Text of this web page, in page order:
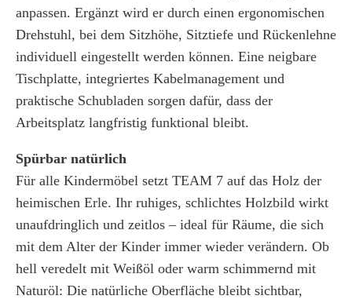
anpassen. Ergänzt wird er durch einen ergonomischen
Drehstuhl, bei dem Sitzhöhe, Sitztiefe und Rückenlehne
individuell eingestellt werden können. Eine neigbare
Tischplatte, integriertes Kabelmanagement und
praktische Schubladen sorgen dafür, dass der
Arbeitsplatz langfristig funktional bleibt.
Spürbar natürlich
Für alle Kindermöbel setzt TEAM 7 auf das Holz der
heimischen Erle. Ihr ruhiges, schlichtes Holzbild wirkt
unaufdringlich und zeitlos – ideal für Räume, die sich
mit dem Alter der Kinder immer wieder verändern. Ob
hell veredelt mit Weißöl oder warm schimmernd mit
Naturöl: Die natürliche Oberfläche bleibt sichtbar,